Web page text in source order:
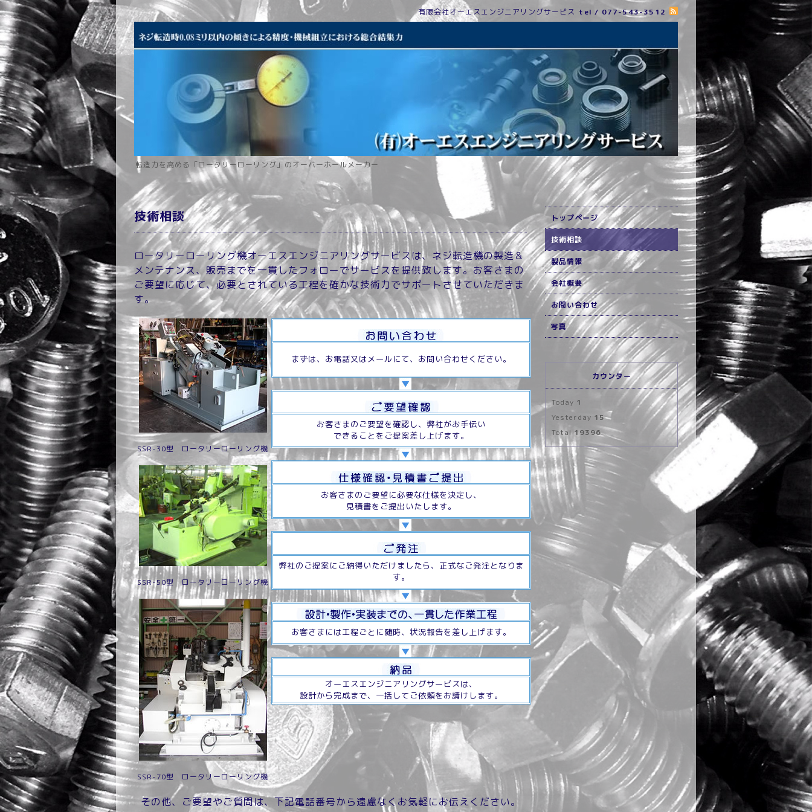
有限会社オーエスエンジニアリングサービス tel / 077-543-3512
転造力を高める「ロータリーローリング」のオーバーホールメーカー
技術相談
ロータリーローリング機オーエスエンジニアリングサービスは、ネジ転造機の製造＆
メンテナンス、販売までを一貫したフォローでサービスを提供致します。お客さまの
ご要望に応じて、必要とされている工程を確かな技術力でサポートさせていただきま
す。
SSR-30型 ロータリーローリング機
SSR-50型 ロータリーローリング機
SSR-70型 ロータリーローリング機
まずは、お電話又はメールにて、お問い合わせください。
お客さまのご要望を確認し、弊社がお手伝い
できることをご提案差し上げます。
お客さまのご要望に必要な仕様を決定し、
見積書をご提出いたします。
弊社のご提案にご納得いただけましたら、正式なご発注となりま
す。
お客さまには工程ごとに随時、状況報告を差し上げます。
オーエスエンジニアリングサービスは、
設計から完成まで、一括してご依頼をお請けします。
その他、ご要望やご質問は、下記電話番号から遠慮なくお気軽にお伝えください。
トップページ
技術相談
製品情報
会社概要
お問い合わせ
写真
カウンター
Today 1
Yesterday 15
Total 19396